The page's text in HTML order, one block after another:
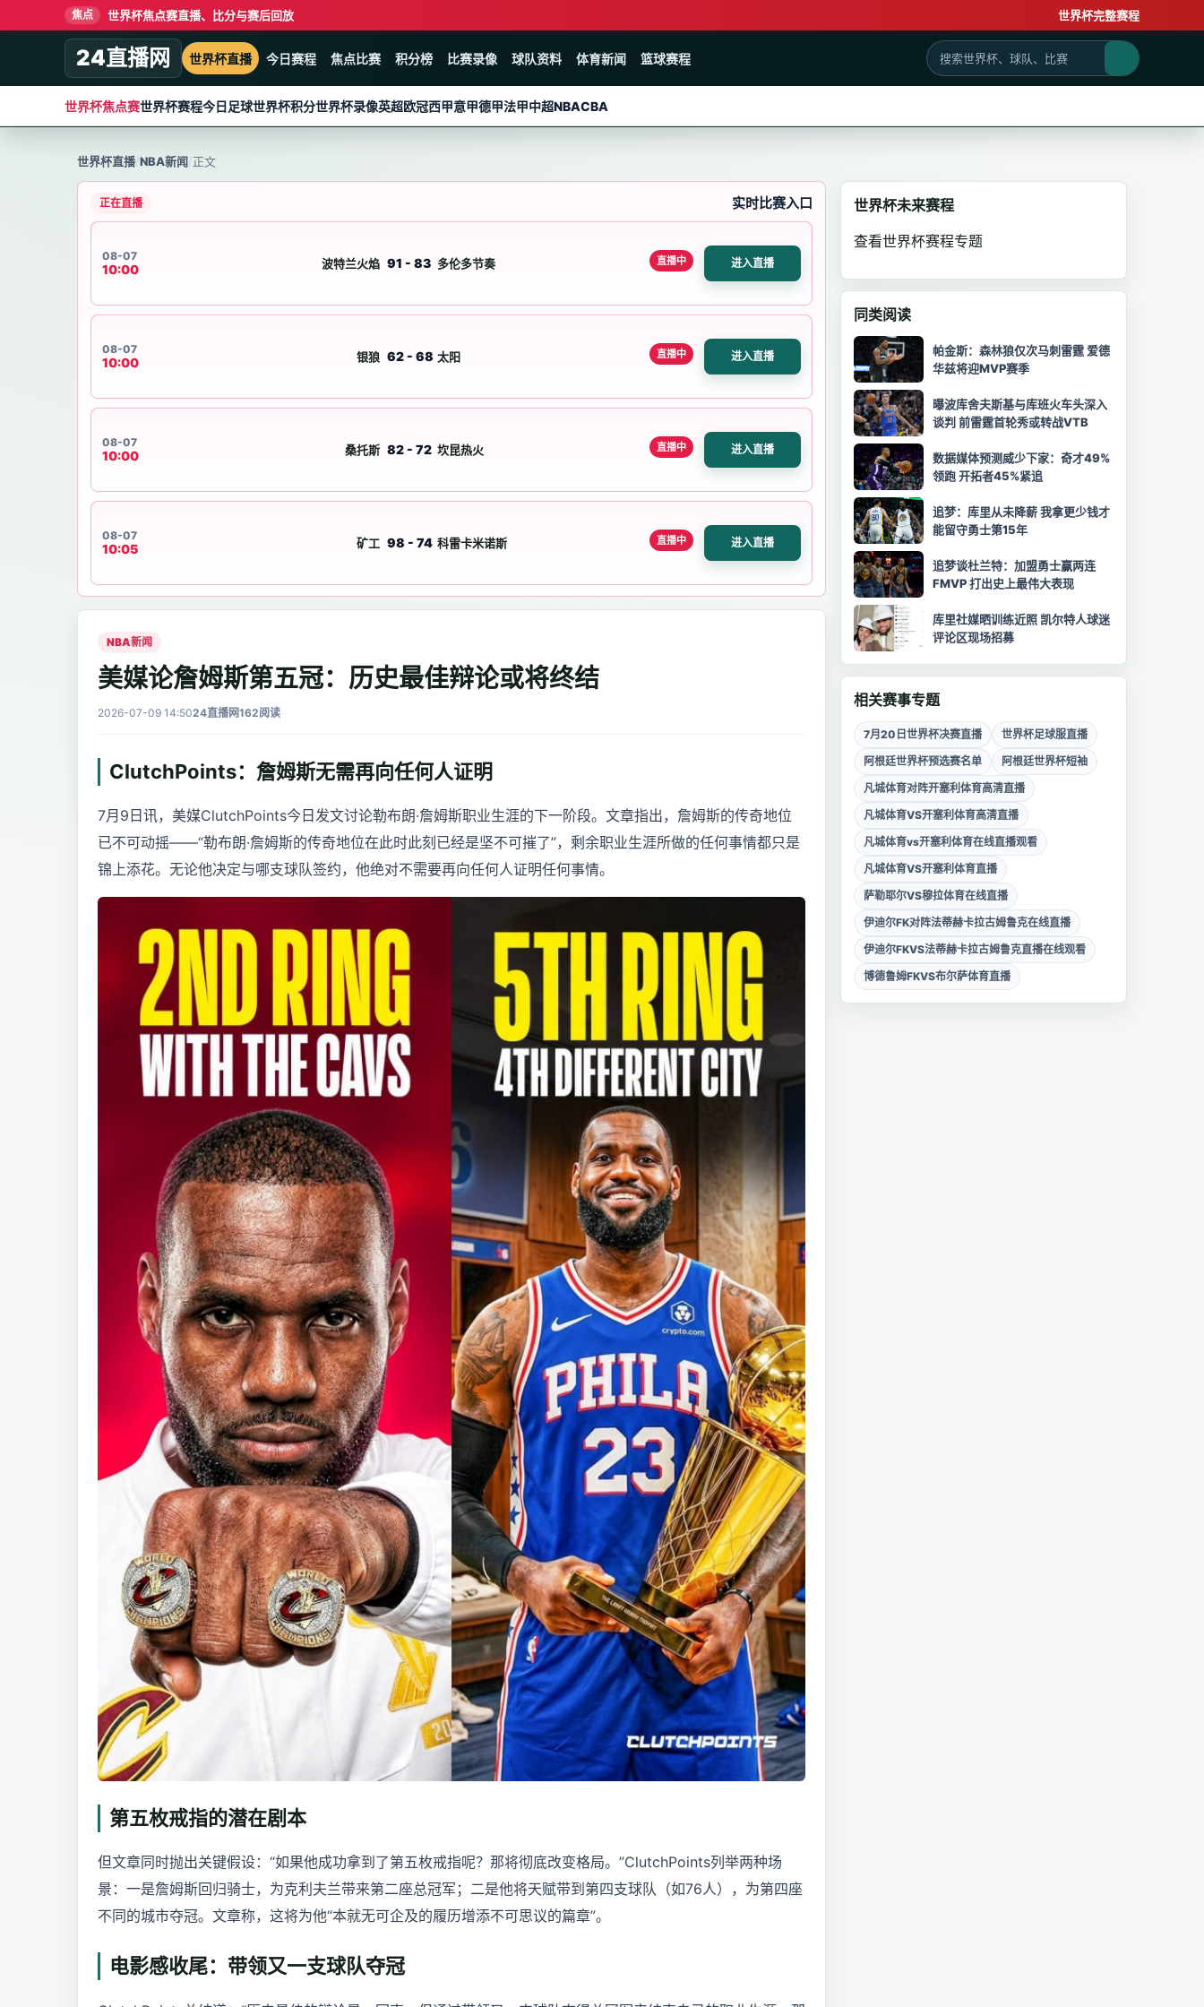
焦点 世界杯焦点赛直播、比分与赛后回放 世界杯完整赛程
24直播网 世界杯直播 今日赛程 焦点比赛 积分榜 比赛录像 球队资料 体育新闻 篮球赛程
世界杯焦点赛世界杯赛程今日足球世界杯积分世界杯录像英超欧冠西甲意甲德甲法甲中超NBACBA
世界杯直播/NBA新闻/正文
正在直播 实时比赛入口
08-07
10:00 波特兰火焰 91 - 83 多伦多节奏 直播中 进入直播
08-07
10:00 银狼 62 - 68 太阳 直播中 进入直播
08-07
10:00 桑托斯 82 - 72 坎昆热火 直播中 进入直播
08-07
10:05 矿工 98 - 74 科雷卡米诺斯 直播中 进入直播
NBA新闻
美媒论詹姆斯第五冠：历史最佳辩论或将终结
2026-07-09 14:5024直播网162阅读
ClutchPoints：詹姆斯无需再向任何人证明
7月9日讯，美媒ClutchPoints今日发文讨论勒布朗·詹姆斯职业生涯的下一阶段。文章指出，詹姆斯的传奇地位
已不可动摇——“勒布朗·詹姆斯的传奇地位在此时此刻已经是坚不可摧了”，剩余职业生涯所做的任何事情都只是
锦上添花。无论他决定与哪支球队签约，他绝对不需要再向任何人证明任何事情。
第五枚戒指的潜在剧本
但文章同时抛出关键假设：“如果他成功拿到了第五枚戒指呢？那将彻底改变格局。”ClutchPoints列举两种场
景：一是詹姆斯回归骑士，为克利夫兰带来第二座总冠军；二是他将天赋带到第四支球队（如76人），为第四座
不同的城市夺冠。文章称，这将为他“本就无可企及的履历增添不可思议的篇章”。
电影感收尾：带领又一支球队夺冠
世界杯未来赛程
查看世界杯赛程专题
同类阅读
帕金斯：森林狼仅次马刺雷霆 爱德
华兹将迎MVP赛季
曝波库舍夫斯基与库班火车头深入
谈判 前雷霆首轮秀或转战VTB
数据媒体预测威少下家：奇才49%
领跑 开拓者45%紧追
追梦：库里从未降薪 我拿更少钱才
能留守勇士第15年
追梦谈杜兰特：加盟勇士赢两连
FMVP 打出史上最伟大表现
库里社媒晒训练近照 凯尔特人球迷
评论区现场招募
相关赛事专题
7月20日世界杯决赛直播
世界杯足球服直播
阿根廷世界杯预选赛名单
阿根廷世界杯短袖
凡城体育对阵开塞利体育高清直播
凡城体育VS开塞利体育高清直播
凡城体育vs开塞利体育在线直播观看
凡城体育VS开塞利体育直播
萨勒耶尔VS穆拉体育在线直播
伊迪尔FK对阵法蒂赫卡拉古姆鲁克在线直播
伊迪尔FKVS法蒂赫卡拉古姆鲁克直播在线观看
博德鲁姆FKVS布尔萨体育直播